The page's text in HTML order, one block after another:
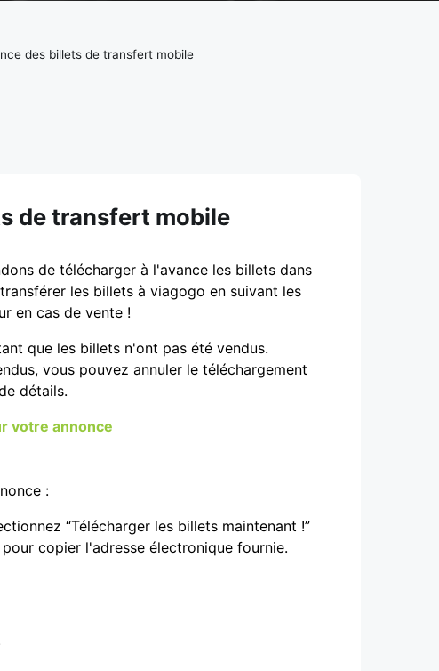
des billets de transfert mobile
de transfert mobile
de télécharger à l'avance les billets dans
les billets à viagogo en suivant les
en cas de vente !
que les billets n'ont pas été vendus.
vous pouvez annuler le téléchargement
détails.
votre annonce
:
“Télécharger les billets maintenant !”
copier l'adresse électronique fournie.